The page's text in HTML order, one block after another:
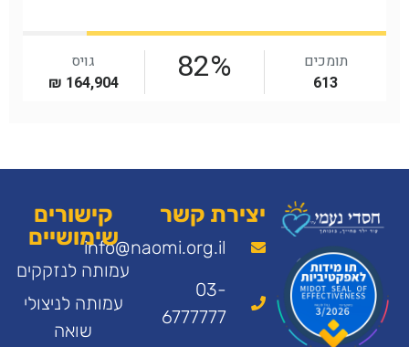
יצירת קשר
info@naomi.org.il
03-
6777777
קישורים
שימושיים
עמותה לנזקקים
עמותה לניצולי
שואה